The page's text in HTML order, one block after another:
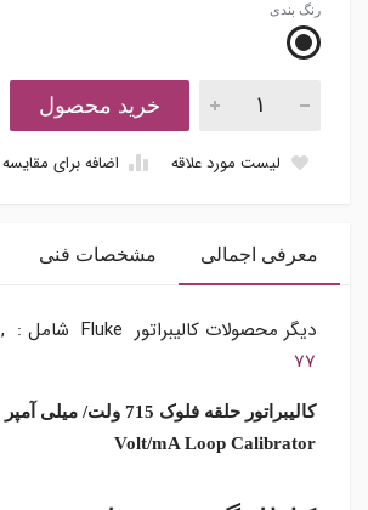
رنگ بندی
خرید محصول
لیست مورد علاقه اضافه برای مقایسه
معرفی اجمالی مشخصات فنی
دیگر محصولات کالیبراتور Fluke شامل :
,
77
Volt/mA Loop Calibrator